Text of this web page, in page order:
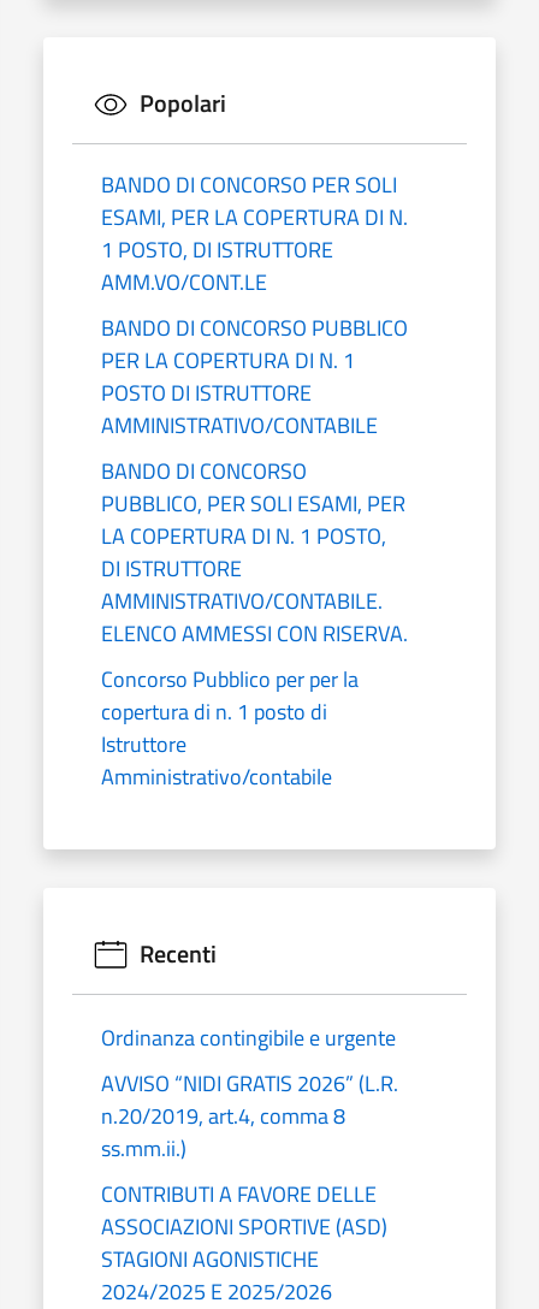
Popolari
BANDO DI CONCORSO PER SOLI
ESAMI, PER LA COPERTURA DI N.
1 POSTO, DI ISTRUTTORE
AMM.VO/CONT.LE
BANDO DI CONCORSO PUBBLICO
PER LA COPERTURA DI N. 1
POSTO DI ISTRUTTORE
AMMINISTRATIVO/CONTABILE
BANDO DI CONCORSO
PUBBLICO, PER SOLI ESAMI, PER
LA COPERTURA DI N. 1 POSTO,
DI ISTRUTTORE
AMMINISTRATIVO/CONTABILE.
ELENCO AMMESSI CON RISERVA.
Concorso Pubblico per per la
copertura di n. 1 posto di
Istruttore
Amministrativo/contabile
Recenti
Ordinanza contingibile e urgente
AVVISO “NIDI GRATIS 2026” (L.R.
n.20/2019, art.4, comma 8
ss.mm.ii.)
CONTRIBUTI A FAVORE DELLE
ASSOCIAZIONI SPORTIVE (ASD)
STAGIONI AGONISTICHE
2024/2025 E 2025/2026